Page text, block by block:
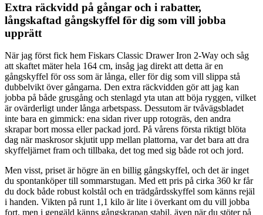
Extra räckvidd på gångar och i rabatter,
långskaftad gångskyffel för dig som vill jobba
upprätt
När jag först fick hem Fiskars Classic Drawer Iron 2-Way och såg
att skaftet mäter hela 164 cm, insåg jag direkt att detta är en
gångskyffel för oss som är långa, eller för dig som vill slippa stå
dubbelvikt över gångarna. Den extra räckvidden gör att jag kan
jobba på både grusgång och stenlagd yta utan att böja ryggen, vilket
är ovärderligt under långa arbetspass. Dessutom är tvåvägsbladet
inte bara en gimmick: ena sidan river upp rotogräs, den andra
skrapar bort mossa eller packad jord. På vårens första riktigt blöta
dag när maskrosor skjutit upp mellan plattorna, var det bara att dra
skyffeljärnet fram och tillbaka, det tog med sig både rot och jord.
Men visst, priset är högre än en billig gångskyffel, och det är inget
du spontanköper till sommarstugan. Med ett pris på cirka 360 kr får
du dock både robust kolstål och en trädgårdsskyffel som känns rejäl
i handen. Vikten på runt 1,1 kilo är lite i överkant om du vill jobba
fort, men i gengäld känns gångskrapan stabil, även när du stöter på